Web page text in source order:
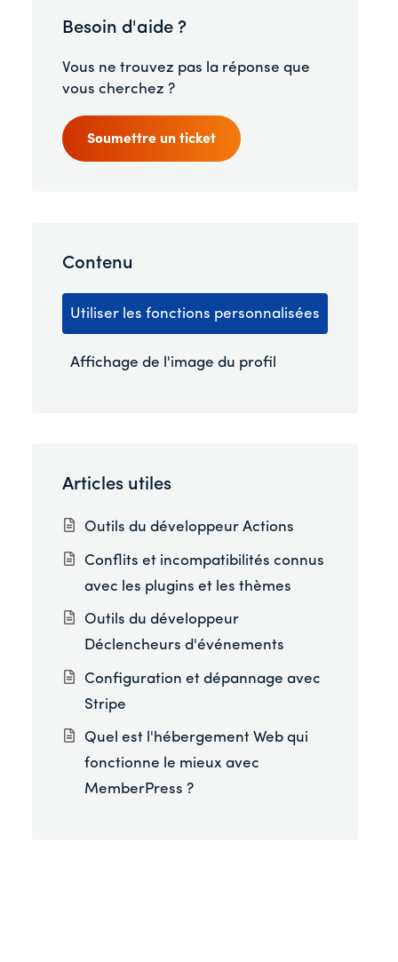
Besoin d'aide ?
Vous ne trouvez pas la réponse que
vous cherchez ?
Soumettre un ticket
Contenu
Utiliser les fonctions personnalisées
Affichage de l'image du profil
Articles utiles
Outils du développeur Actions
Conflits et incompatibilités connus
avec les plugins et les thèmes
Outils du développeur
Déclencheurs d'événements
Configuration et dépannage avec
Stripe
Quel est l'hébergement Web qui
fonctionne le mieux avec
MemberPress ?